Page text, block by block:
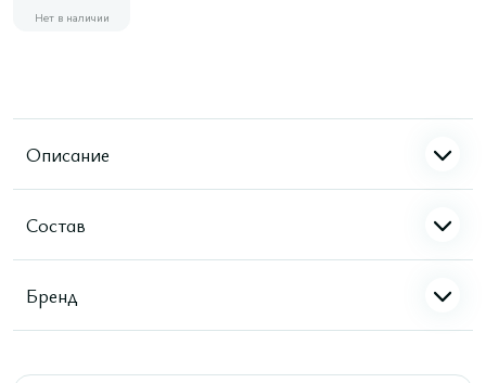
Нет в наличии
Описание
Состав
Бренд